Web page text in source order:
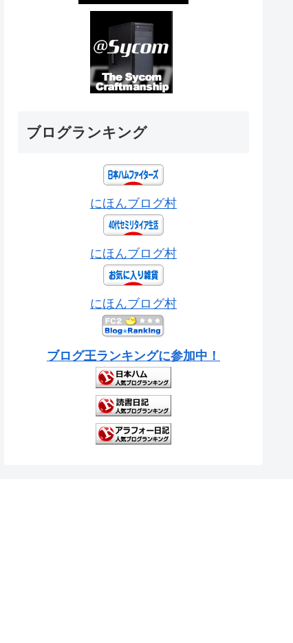
ブログランキング
にほんブログ村
にほんブログ村
にほんブログ村
ブログ王ランキングに参加中！